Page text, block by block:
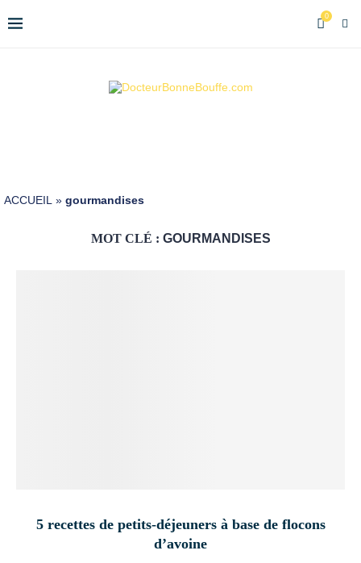
0
ACCUEIL » gourmandises
MOT CLÉ : GOURMANDISES
5 recettes de petits-déjeuners à base de flocons
d’avoine